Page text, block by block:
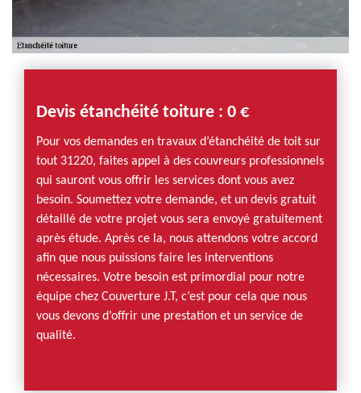
Devis étanchéité toiture : 0 €
Pour vos demandes en travaux d’étanchéité de toit sur
tout 31220, faites appel à des couvreurs professionnels
qui sauront vous offrir les services dont vous avez
besoin. Soumettez votre demande, et un devis gratuit
détaillé de votre projet vous sera envoyé gratuitement
après étude. Après ce la, nous attendons votre accord
afin que nous puissions faire les interventions
nécessaires. Votre besoin est primordial pour notre
équipe chez Couverture J.T, c’est pour cela que nous
vous devons d’offrir une prestation et un service de
qualité.